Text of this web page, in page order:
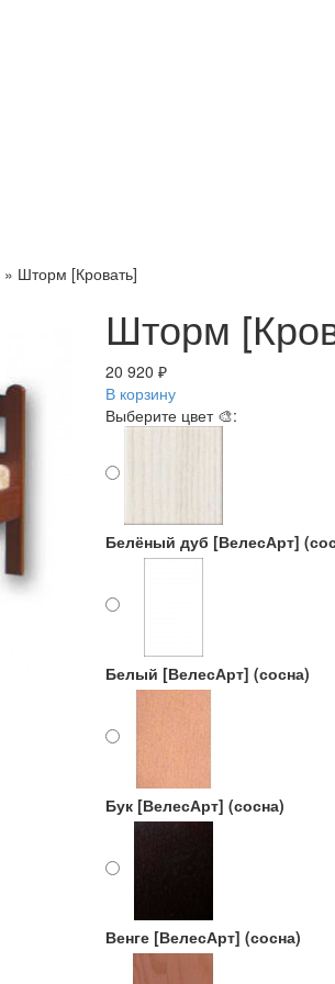
» Шторм [Кровать]
Шторм
20 920 ₽
В корзину
Выберите цвет 🎨:
Белёный дуб [ВелесАрт]
Белый [ВелесАрт] (сосна)
Бук [ВелесАрт] (сосна)
Венге [ВелесАрт] (сосна)